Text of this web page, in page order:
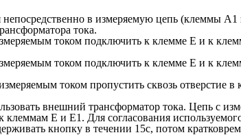
непосредственно в измеряемую цепь (клеммы
тока.
током подключить к клемме Е и к
током подключить к клемме Е и к
током пропустить сквозь отверстие
внешний трансформатор тока. Цепь с
клеммам Е и Е1. Для согласования
кнопку в течении 15с, потом